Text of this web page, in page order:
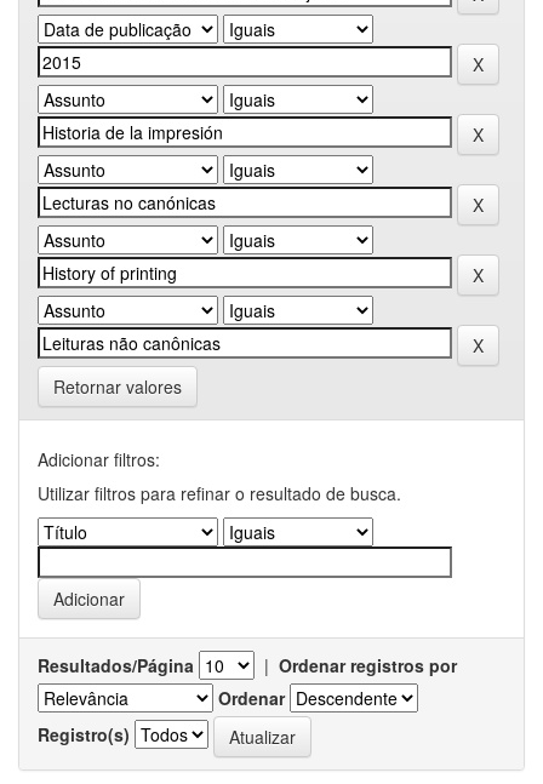
Retornar valores
Adicionar filtros:
Utilizar filtros para refinar o resultado de busca.
Resultados/Página | Ordenar registros por
Ordenar
Registro(s)